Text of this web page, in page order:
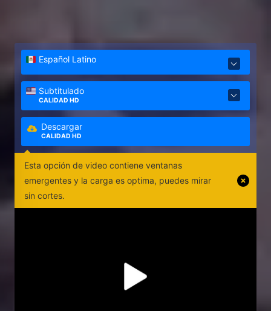
Español Latino
Subtitulado
CALIDAD HD
Descargar
CALIDAD HD
Esta opción de video contiene ventanas
emergentes y la carga es optima, puedes mirar
sin cortes.